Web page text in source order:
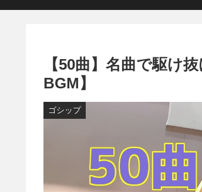
【50曲】名曲で駆け
BGM】
ゴシップ